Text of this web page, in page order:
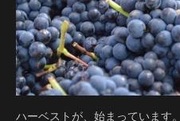
ハーベストが、始まっていま